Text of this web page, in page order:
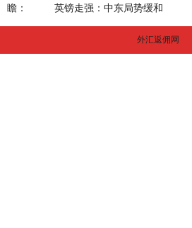
瞻：
英镑走强：中东局势缓和
外汇返佣网